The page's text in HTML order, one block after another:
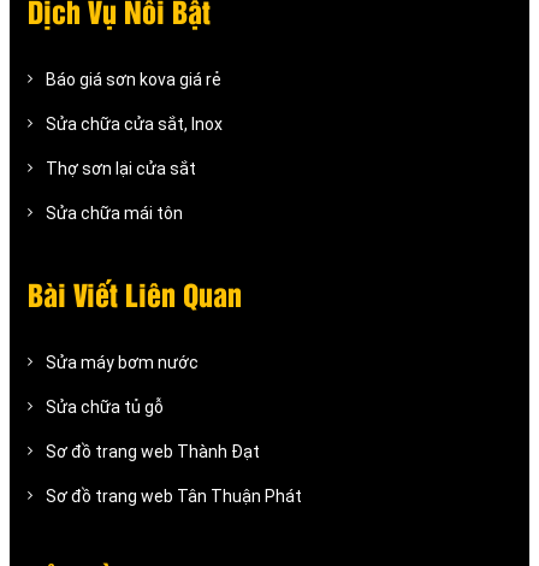
Dịch Vụ Nỗi Bật
Báo giá sơn kova giá rẻ
Sửa chữa cửa sắt, Inox
Thợ sơn lại cửa sắt
Sửa chữa mái tôn
Bài Viết Liên Quan
Sửa máy bơm nước
Sửa chữa tủ gỗ
Sơ đồ trang web Thành Đạt
Sơ đồ trang web Tân Thuận Phát